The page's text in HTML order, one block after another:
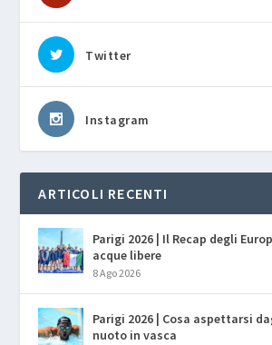
Twitter
Instagram
ARTICOLI RECENTI
Parigi 2026 | Il Recap degli
acque libere
8 Ago 2026
Parigi 2026 | Cosa aspettarsi
nuoto in vasca